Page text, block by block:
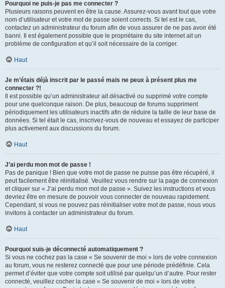
Pourquoi ne puis-je pas me connecter ?
Plusieurs raisons peuvent en être la cause. Assurez-vous avant tout que votre
nom d’utilisateur et votre mot de passe soient corrects. Si tel est le cas,
contactez un administrateur du forum afin de vous assurer de ne pas avoir été
banni. Il est également possible que le propriétaire du site internet ait un
problème de configuration et qu’il soit nécessaire de la corriger.
Haut
Je m’étais déjà inscrit par le passé mais ne peux à présent plus me
connecter ?!
Il est possible qu’un administrateur ait désactivé ou supprimé votre compte
pour une quelconque raison. De plus, beaucoup de forums suppriment
périodiquement les utilisateurs inactifs afin de réduire la taille de leur base de
données. Si tel était le cas, inscrivez-vous de nouveau et essayez de participer
plus activement aux discussions du forum.
Haut
J’ai perdu mon mot de passe !
Pas de panique ! Bien que votre mot de passe ne puisse pas être récupéré, il
peut facilement être réinitialisé. Veuillez vous rendre sur la page de connexion
et cliquer sur « J’ai perdu mon mot de passe ». Suivez les instructions et vous
devriez être en mesure de pouvoir vous connecter de nouveau rapidement.
Cependant, si vous ne pouvez pas réinitialiser votre mot de passe, nous vous
invitons à contacter un administrateur du forum.
Haut
Pourquoi suis-je déconnecté automatiquement ?
Si vous ne cochez pas la case « Se souvenir de moi » lors de votre connexion
au forum, vous ne resterez connecté que pour une période prédéfinie. Cela
permet d’éviter que votre compte soit utilisé par quelqu’un d’autre. Pour rester
connecté, veuillez cocher la case « Se souvenir de moi » lors de votre